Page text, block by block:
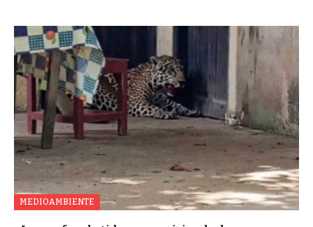
MEDIOAMBIENTE